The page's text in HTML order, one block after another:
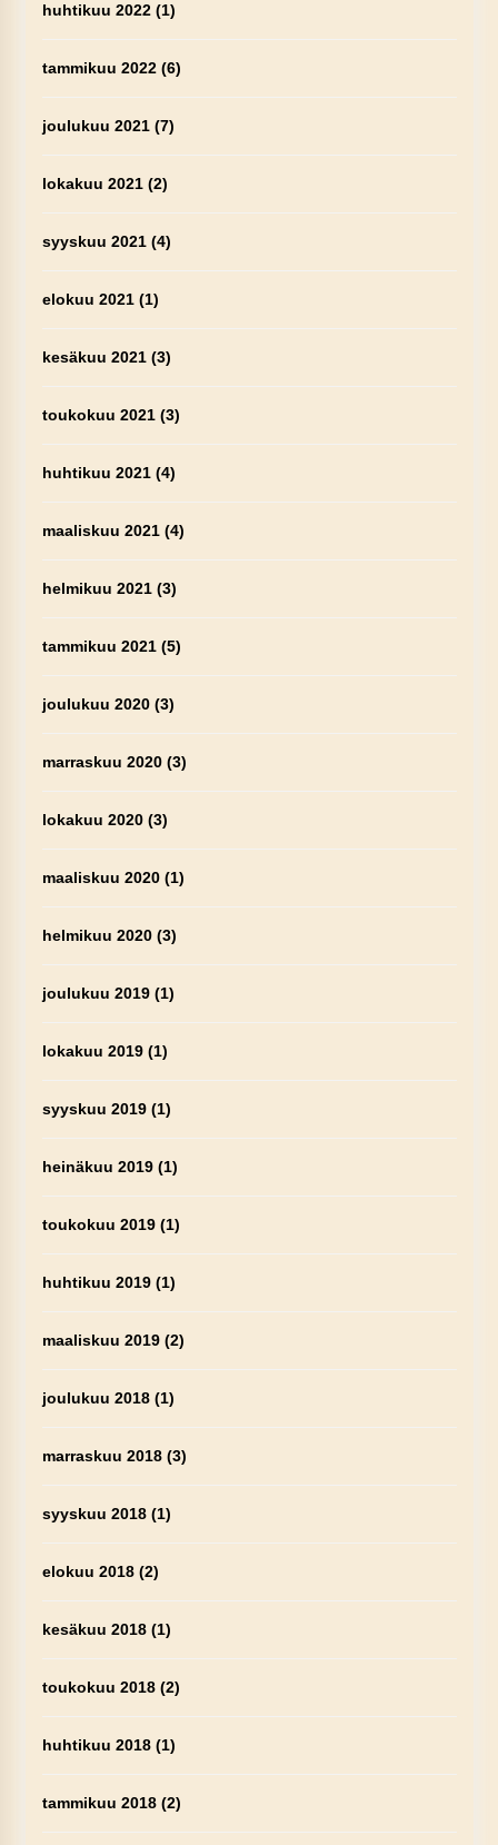
huhtikuu 2022(1)
tammikuu 2022(6)
joulukuu 2021(7)
lokakuu 2021(2)
syyskuu 2021(4)
elokuu 2021(1)
kesäkuu 2021(3)
toukokuu 2021(3)
huhtikuu 2021(4)
maaliskuu 2021(4)
helmikuu 2021(3)
tammikuu 2021(5)
joulukuu 2020(3)
marraskuu 2020(3)
lokakuu 2020(3)
maaliskuu 2020(1)
helmikuu 2020(3)
joulukuu 2019(1)
lokakuu 2019(1)
syyskuu 2019(1)
heinäkuu 2019(1)
toukokuu 2019(1)
huhtikuu 2019(1)
maaliskuu 2019(2)
joulukuu 2018(1)
marraskuu 2018(3)
syyskuu 2018(1)
elokuu 2018(2)
kesäkuu 2018(1)
toukokuu 2018(2)
huhtikuu 2018(1)
tammikuu 2018(2)